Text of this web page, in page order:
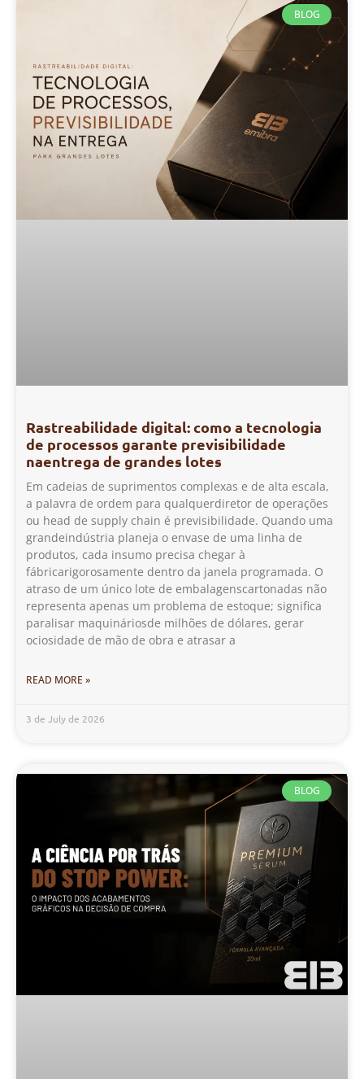
BLOG
Rastreabilidade digital: como a tecnologia
de processos garante previsibilidade
naentrega de grandes lotes
Em cadeias de suprimentos complexas e de alta escala,
a palavra de ordem para qualquerdiretor de operações
ou head de supply chain é previsibilidade. Quando uma
grandeindústria planeja o envase de uma linha de
produtos, cada insumo precisa chegar à
fábricarigorosamente dentro da janela programada. O
atraso de um único lote de embalagenscartonadas não
representa apenas um problema de estoque; significa
paralisar maquináriosde milhões de dólares, gerar
ociosidade de mão de obra e atrasar a
READ MORE »
3 de July de 2026
BLOG